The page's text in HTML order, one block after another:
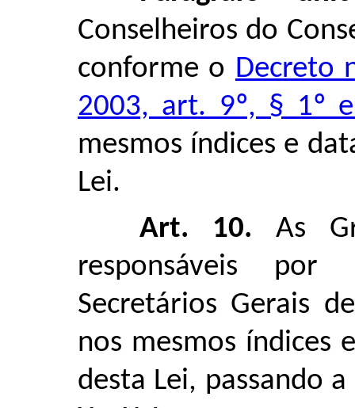
Conselheiros do
conforme o Decreto
2003, art. 9º, § 1º
mesmos índices e
Lei.
Art. 10. As
responsáveis
Secretários Gerais
nos mesmos índices
desta Lei, passando